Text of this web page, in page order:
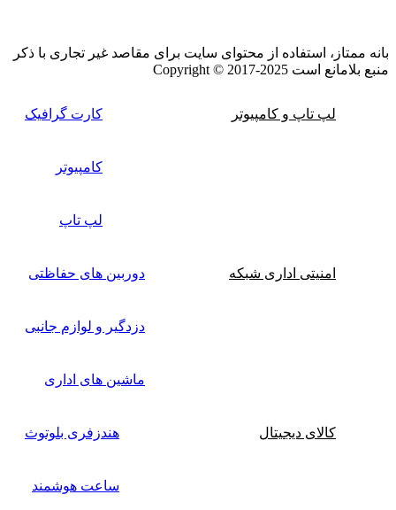
بانه ممتاز، استفاده از محتوای سایت برای مقاصد غیر تجاری با ذکر
منبع بلامانع است Copyright © 2017-2025
لپ تاپ و کامپیوتر کارت گرافیک
کامپیوتر
لپ تاپ
امنیتی اداری شبکه دوربین های حفاظتی
دزدگیر و لوازم جانبی
ماشین های اداری
کالای دیجیتال هندزفری بلوتوث
ساعت هوشمند